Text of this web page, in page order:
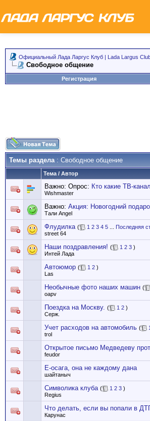
Официальный Лада Ларгус Клуб | Lada Largus
Свободное общение
Регистрация
Темы раздела: Свободное общение
Тема / Автор
Важно: Опрос: Кто какие ТВ-
Wishmaster
Важно: Акция: Новогодний
Тали Angel
Флудилка ( 1 2 3 4 5 Последняя
street 64
Наши поздравления! ( 1 2 3 )
Интей Лада
Автоюмор ( 1 2 )
Las
Необычные фото наших машин (
oapv
Поездка на Москву. ( 1 2 )
Серж.
Учет расходов на автомобиль ( 1
trol
Открытое письмо Медведеву
feudor
Е-осага, она не каждому дана
шайтаныч
Символика клуба ( 1 2 3 )
Regius
Что делать, если вы попали в
Карунас